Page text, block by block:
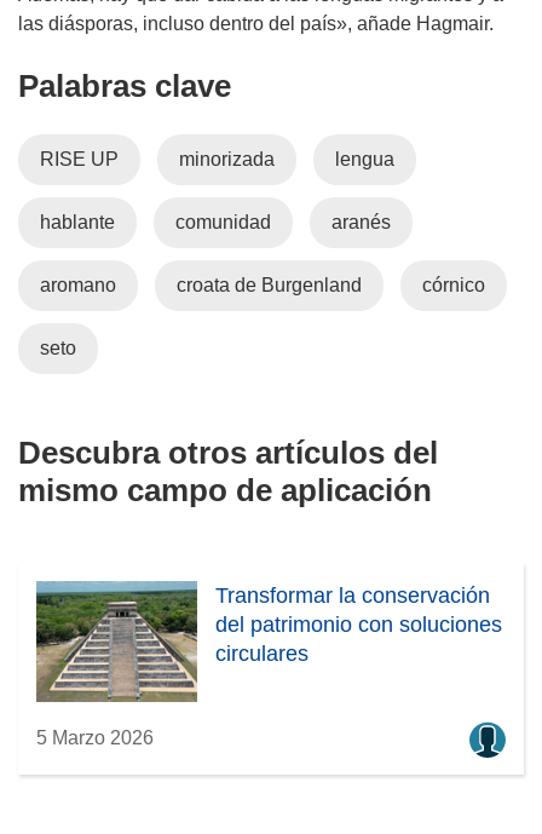
e
t
a
las diásporas, incluso dentro del país», añade Hagmair.
Palabras clave
RISE UP minorizada lengua
hablante comunidad aranés
aromano croata de Burgenland córnico
seto
Descubra otros artículos del
mismo campo de aplicación
Transformar la conservación
del patrimonio con soluciones
circulares
5 Marzo 2026